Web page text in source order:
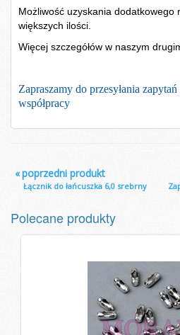
Możliwość uzyskania dodatkowego
większych ilości.
Więcej szczegółów w naszym
Zapraszamy do przesyłania
współpracy
«poprzedni produkt
Łącznik do łańcuszka 6,0 srebrny
Polecane produkty